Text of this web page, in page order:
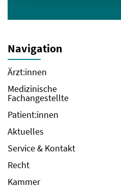
Navigation
Ärzt:innen
Medizinische
Fachangestellte
Patient:innen
Aktuelles
Service & Kontakt
Recht
Kammer